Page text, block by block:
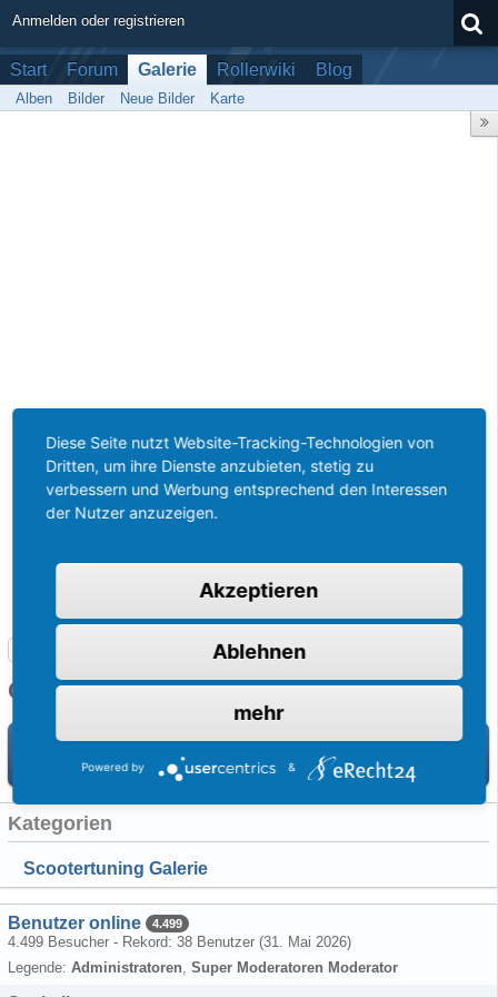
Anmelden oder registrieren
Start Forum Galerie Rollerwiki Blog
Alben Bilder Neue Bilder Karte
Roller-Forum: Hilfe, Anleitungen und alles über Motorroller
Galerie
Willkommen in einer der größten Scootertuning-Galerien im Netz!
Jetzt Bilder hochladen!
Kategorien
Scootertuning Galerie
Benutzer online 4.499
4.499 Besucher - Rekord: 38 Benutzer (31. Mai 2026)
Legende: Administratoren Super Moderatoren Moderator
Diese Seite nutzt Website-Tracking-Technologien von
Dritten, um ihre Dienste anzubieten, stetig zu
verbessern und Werbung entsprechend den Interessen
der Nutzer anzuzeigen.
Akzeptieren
Ablehnen
mehr
Powered by &